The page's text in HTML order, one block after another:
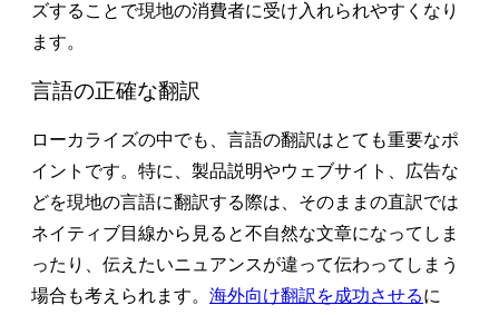
ズすることで現地の消費者に受け入れられやすくなり
ます。
言語の正確な翻訳
ローカライズの中でも、言語の翻訳はとても重要なポ
イントです。特に、製品説明やウェブサイト、広告な
どを現地の言語に翻訳する際は、そのままの直訳では
ネイティブ目線から見ると不自然な文章になってしま
ったり、伝えたいニュアンスが違って伝わってしまう
場合も考えられます。 海外向け翻訳を成功させるに